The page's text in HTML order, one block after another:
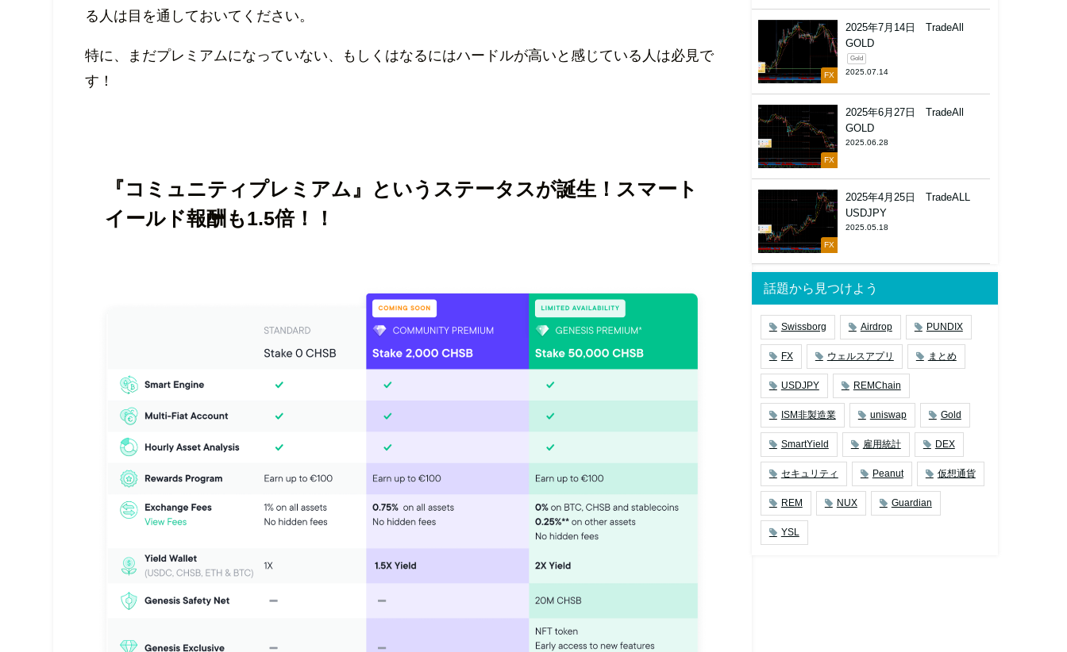
る人は目を通しておいてください。
特に、まだプレミアムになっていない、もしくはなるにはハードルが高いと感じている人は必見で
す！
『コミュニティプレミアム』というステータスが誕生！スマート
イールド報酬も1.5倍！！
FX
2025年7月14日 TradeAll
GOLD
Gold
2025.07.14
FX
2025年6月27日 TradeAll
GOLD
2025.06.28
FX
2025年4月25日 TradeALL
USDJPY
2025.05.18
話題から見つけよう
Swissborg Airdrop PUNDIX
FX ウェルスアプリ まとめ
USDJPY REMChain
ISM非製造業 uniswap Gold
SmartYield 雇用統計 DEX
セキュリティ Peanut 仮想通貨
REM NUX Guardian
YSL